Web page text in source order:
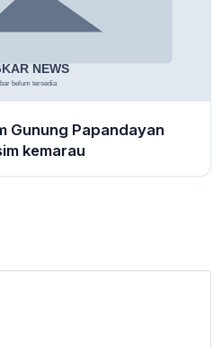
Gunung Papandayan
kemarau